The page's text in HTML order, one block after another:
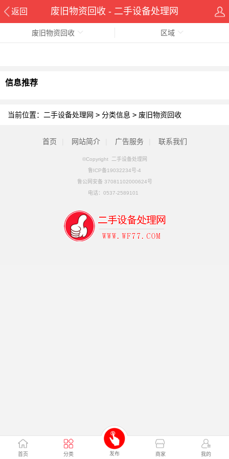
返回 废旧物资回收 - 二手设备处理网
首页 分类 发布 商家 我的
废旧物资回收 区域
信息推荐
当前位置： 二手设备处理网 > 分类信息 > 废旧物资回收
首页 网站简介 广告服务 联系我们
©Copyright 二手设备处理网
鲁ICP备19032234号-4
鲁公网安备 37081102000624号
电话： 0537-2589101